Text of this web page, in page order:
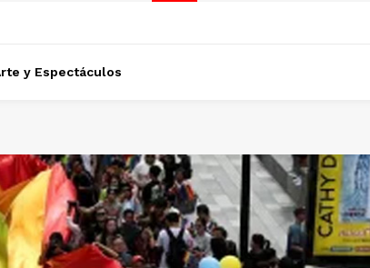
y Espectáculos